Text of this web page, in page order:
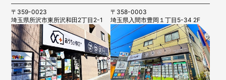
〒359-0023
埼玉県所沢市東所沢和田2丁目2-1
〒358-0003
埼玉県入間市豊岡１丁目5-34 2F